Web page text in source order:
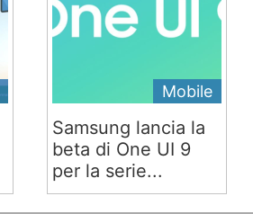
Mobile
Samsung lancia la
beta di One UI 9
per la serie...